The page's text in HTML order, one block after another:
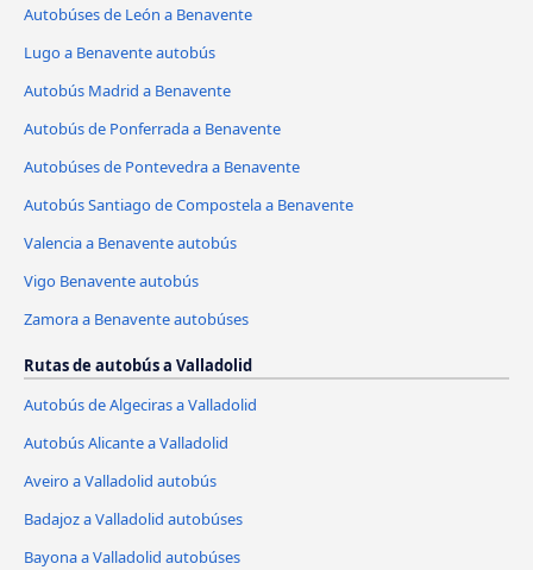
Autobúses de León a Benavente
Lugo a Benavente autobús
Autobús Madrid a Benavente
Autobús de Ponferrada a Benavente
Autobúses de Pontevedra a Benavente
Autobús Santiago de Compostela a Benavente
Valencia a Benavente autobús
Vigo Benavente autobús
Zamora a Benavente autobúses
Rutas de autobús a Valladolid
Autobús de Algeciras a Valladolid
Autobús Alicante a Valladolid
Aveiro a Valladolid autobús
Badajoz a Valladolid autobúses
Bayona a Valladolid autobúses